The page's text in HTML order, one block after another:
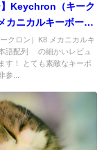
】Keychron（キーク
カニカルキーボー
列 を購入した感
クロン）K8 メカニカルキ
語配列 の細かいレビュ
す！ とても素敵なキーボ
参...